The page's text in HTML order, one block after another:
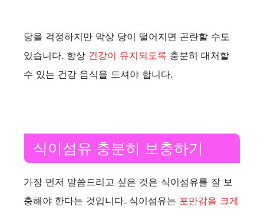
당을 걱정하지만 막상 당이 떨어지면 곤란할 수도
있습니다. 항상 건강이 유지되도록 충분히 대처할
수 있는 건강 음식을 드셔야 합니다.
식이섬유 충분히 보충하기
가장 먼저 말씀드리고 싶은 것은 식이섬유를 잘 보
충해야 한다는 것입니다. 식이섬유는 포만감을 크게